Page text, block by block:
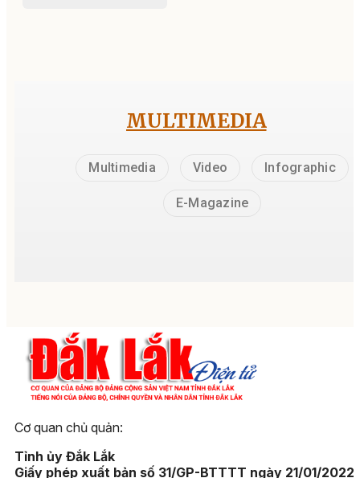
MULTIMEDIA
Multimedia Video Infographic
E-Magazine
Cơ quan chủ quản:
Tỉnh ủy Đắk Lắk
Giấy phép xuất bản số 31/GP-BTTTT ngày 21/01/2022